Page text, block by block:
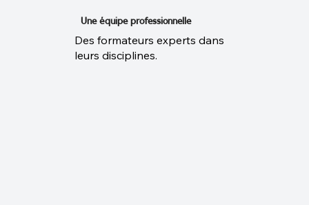
Une équipe professionnelle
Des formateurs experts dans
leurs disciplines.